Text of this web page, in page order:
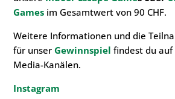
Games im Gesamtwert von 90 CHF.
Weitere Informationen und die
für unserGewinnspielfindest du auf
Media-Kanälen.
Instagram